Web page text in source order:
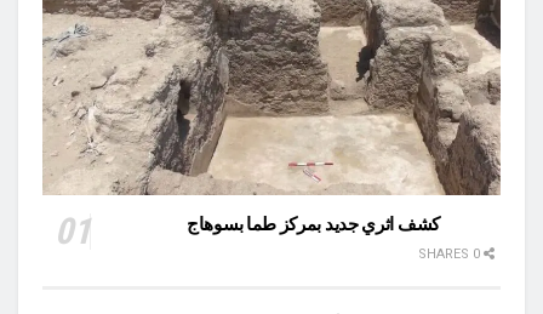
كشف اثري جديد بمركز طما بسوهاج